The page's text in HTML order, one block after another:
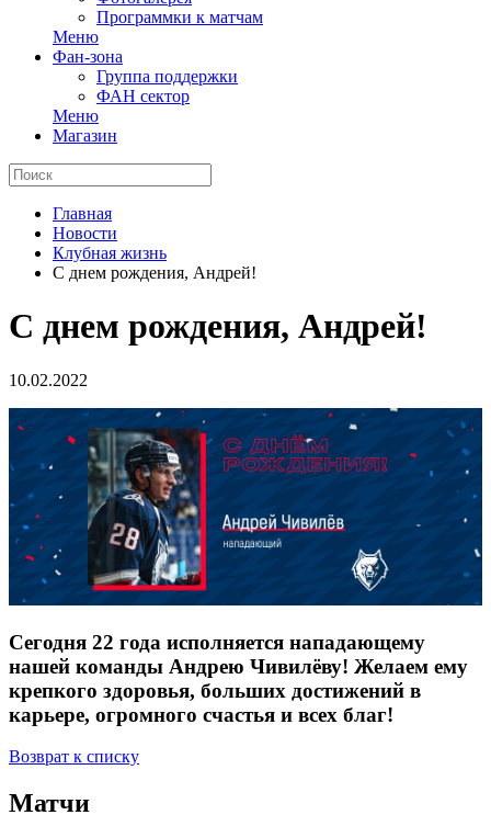
Программки к матчам
Меню
Фан-зона
Группа поддержки
ФАН сектор
Меню
Магазин
Главная
Новости
Клубная жизнь
С днем рождения, Андрей!
С днем рождения, Андрей!
10.02.2022
Сегодня 22 года исполняется нападающему
нашей команды Андрею Чивилёву! Желаем ему
крепкого здоровья, больших достижений в
карьере, огромного счастья и всех благ!
Возврат к списку
Матчи